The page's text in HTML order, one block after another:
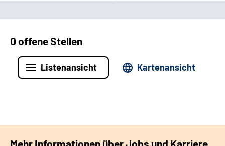
0 offene Stellen
Listenansicht Kartenansicht